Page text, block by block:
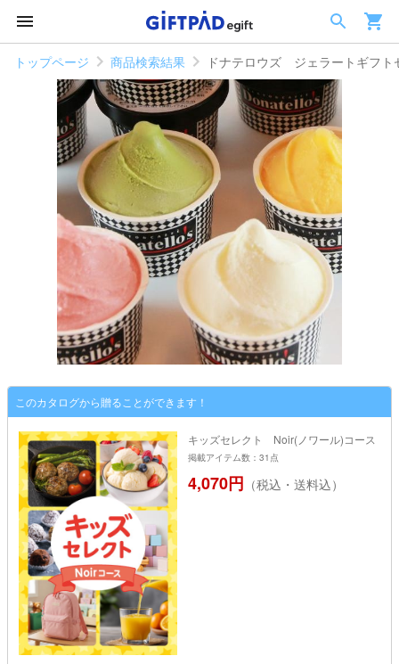
トップページ 商品検索結果 ドナテロウズ ジェラートギフト
このカタログから贈ることができます！
キッズセレクト Noir(ノワール)コース
掲載アイテム数：31点
4,070円 （税込・送料込）